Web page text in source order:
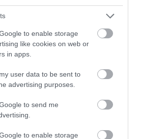
to enable storage
like cookies on web or
in apps.
user data to be sent to
advertising purposes.
to send me
to enable storage